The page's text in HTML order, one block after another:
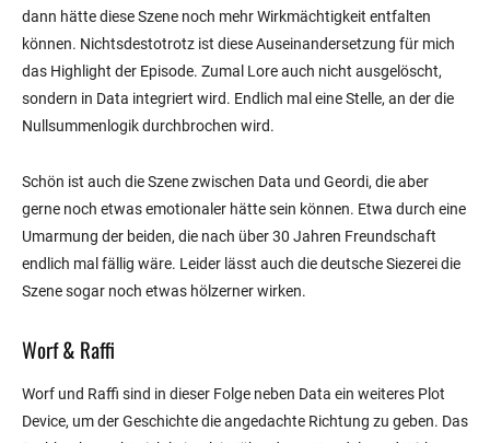
dann hätte diese Szene noch mehr Wirkmächtigkeit entfalten
können. Nichtsdestotrotz ist diese Auseinandersetzung für mich
das Highlight der Episode. Zumal Lore auch nicht ausgelöscht,
sondern in Data integriert wird. Endlich mal eine Stelle, an der die
Nullsummenlogik durchbrochen wird.
Schön ist auch die Szene zwischen Data und Geordi, die aber
gerne noch etwas emotionaler hätte sein können. Etwa durch eine
Umarmung der beiden, die nach über 30 Jahren Freundschaft
endlich mal fällig wäre. Leider lässt auch die deutsche Siezerei die
Szene sogar noch etwas hölzerner wirken.
Worf & Raffi
Worf und Raffi sind in dieser Folge neben Data ein weiteres Plot
Device, um der Geschichte die angedachte Richtung zu geben. Das